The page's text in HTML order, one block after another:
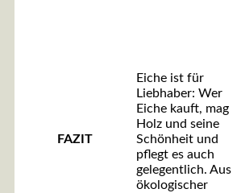
FAZIT
Eiche ist für
Liebhaber: Wer
Eiche kauft, mag
Holz und seine
Schönheit und
pflegt es auch
gelegentlich. Aus
ökologischer